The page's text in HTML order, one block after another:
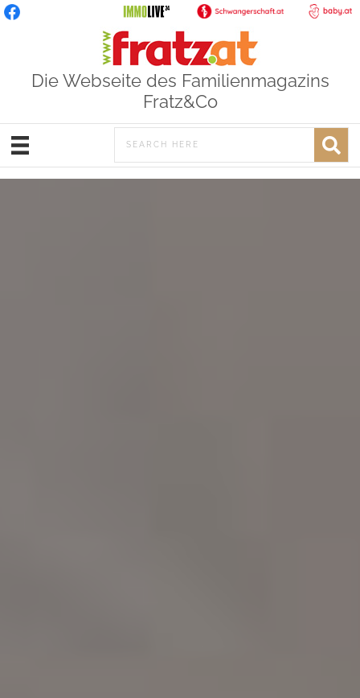
Die Webseite des Familienmagazins
Fratz&Co